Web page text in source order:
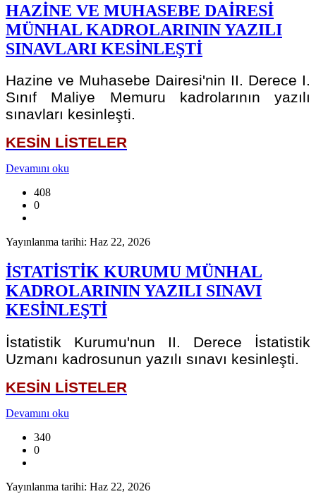
HAZİNE VE MUHASEBE DAİRESİ
MÜNHAL KADROLARININ YAZILI
SINAVLARI KESİNLEŞTİ
Hazine ve Muhasebe Dairesi'nin II. Derece I.
Sınıf Maliye Memuru kadrolarının yazılı
sınavları kesinleşti.
KESİN LİSTELER
Devamını oku
408
0
Yayınlanma tarihi: Haz 22, 2026
İSTATİSTİK KURUMU MÜNHAL
KADROLARININ YAZILI SINAVI
KESİNLEŞTİ
İstatistik Kurumu'nun II. Derece İstatistik
Uzmanı kadrosunun yazılı sınavı kesinleşti.
KESİN LİSTELER
Devamını oku
340
0
Yayınlanma tarihi: Haz 22, 2026